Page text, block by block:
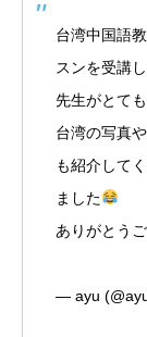
台湾中国語
スンを受講
先生がとて
台湾の写真
も紹介して
ました
ありがとう
— ayu